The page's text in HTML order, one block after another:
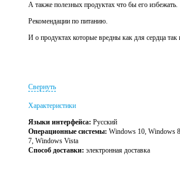
А также полезных продуктах что бы его избежать.
Рекомендации по питанию.
И о продуктах которые вредны как для сердца так
Свернуть
Характеристики
Языки интерфейса: Русский
Операционные системы: Windows 10, Windows
7, Windows Vista
Способ доставки: электронная доставка